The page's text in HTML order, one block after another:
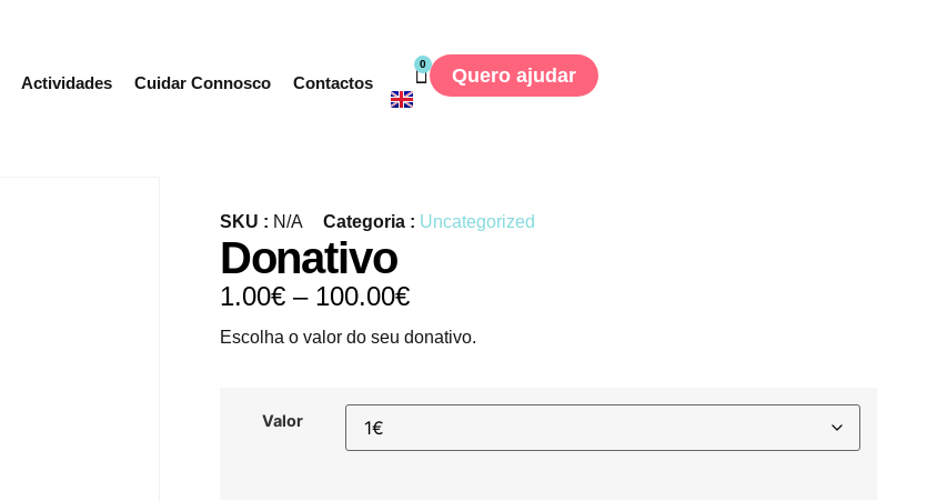
Actividades Cuidar Connosco Contactos
0
Quero ajudar
SKU : N/A Categoria : Uncategorized
Donativo
1.00€ – 100.00€
Escolha o valor do seu donativo.
Valor